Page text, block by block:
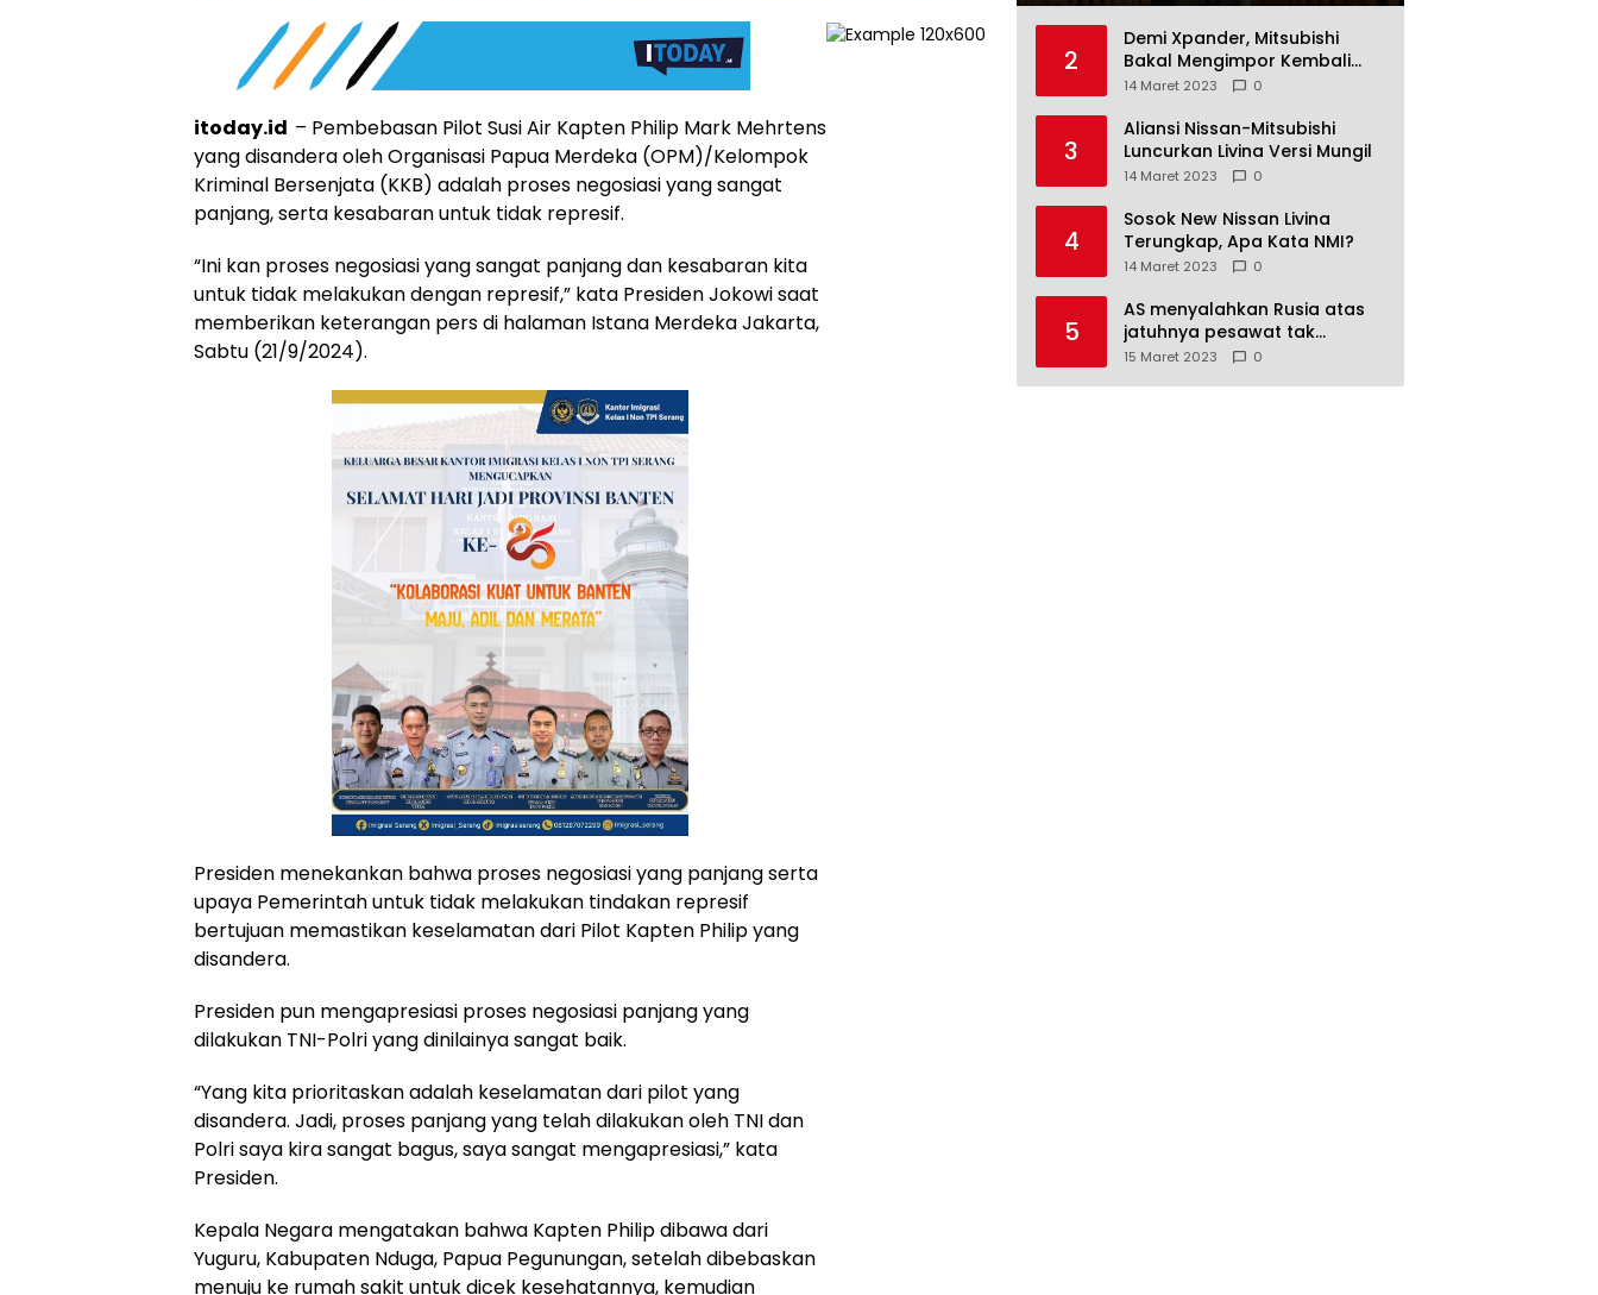
itoday.id – Pembebasan Pilot Susi Air Kapten Philip Mark Mehrtens
yang disandera oleh Organisasi Papua Merdeka (OPM)/Kelompok
Kriminal Bersenjata (KKB) adalah proses negosiasi yang sangat
panjang, serta kesabaran untuk tidak represif.
“Ini kan proses negosiasi yang sangat panjang dan kesabaran kita
untuk tidak melakukan dengan represif,” kata Presiden Jokowi saat
memberikan keterangan pers di halaman Istana Merdeka Jakarta,
Sabtu (21/9/2024).
Presiden menekankan bahwa proses negosiasi yang panjang serta
upaya Pemerintah untuk tidak melakukan tindakan represif
bertujuan memastikan keselamatan dari Pilot Kapten Philip yang
disandera.
Presiden pun mengapresiasi proses negosiasi panjang yang
dilakukan TNI-Polri yang dinilainya sangat baik.
“Yang kita prioritaskan adalah keselamatan dari pilot yang
disandera. Jadi, proses panjang yang telah dilakukan oleh TNI dan
Polri saya kira sangat bagus, saya sangat mengapresiasi,” kata
Presiden.
Kepala Negara mengatakan bahwa Kapten Philip dibawa dari
Yuguru, Kabupaten Nduga, Papua Pegunungan, setelah dibebaskan
menuju ke rumah sakit untuk dicek kesehatannya, kemudian
2
Demi Xpander, Mitsubishi
Bakal Mengimpor Kembali
Pajero Sport
14 Maret 2023 0
3
Aliansi Nissan-Mitsubishi
Luncurkan Livina Versi Mungil
14 Maret 2023 0
4
Sosok New Nissan Livina
Terungkap, Apa Kata NMI?
14 Maret 2023 0
5
AS menyalahkan Rusia atas
jatuhnya pesawat tak
berawak di Laut Hitam,
15 Maret 2023 0